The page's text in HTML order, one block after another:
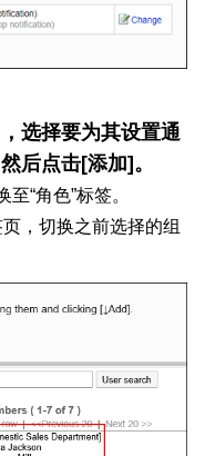
选择要为其设置通
后点击[添加]。
“角色”标签。
，切换之前选择的组